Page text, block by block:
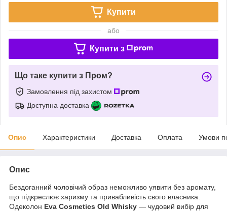
Купити
або
Купити з
Що таке купити з Пром?
Замовлення під захистом
Доступна доставка
Опис Характеристики Доставка Оплата Умови
Опис
Бездоганний чоловічий образ неможливо уявити без аромату,
що підкреслює харизму та привабливість свого власника.
Одеколон Eva Cosmetics Old Whisky — чудовий вибір для